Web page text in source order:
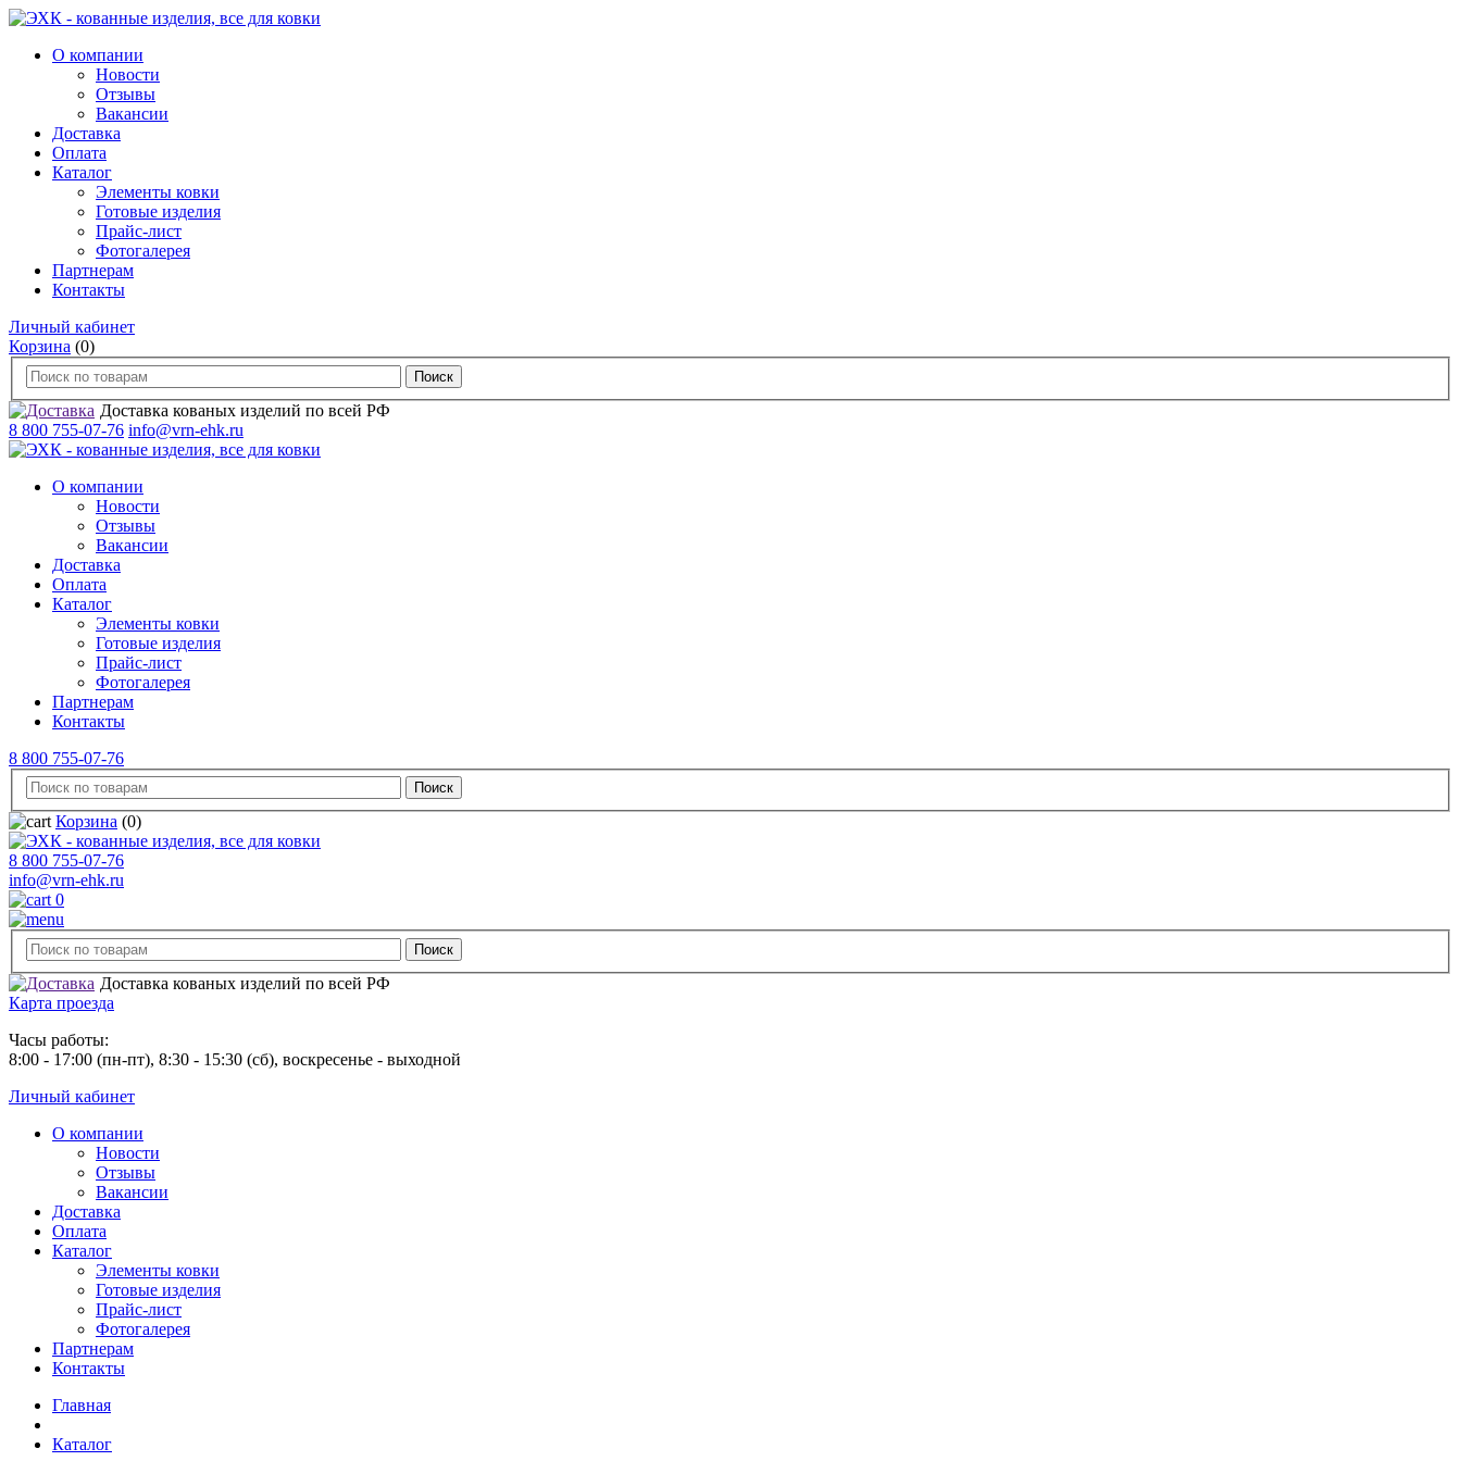
О компании
Новости
Отзывы
Вакансии
Доставка
Оплата
Каталог
Элементы ковки
Готовые изделия
Прайс-лист
Фотогалерея
Партнерам
Контакты
Личный кабинет
Корзина (0)
Доставка кованых изделий по всей РФ
8 800 755-07-76 info@vrn-ehk.ru
О компании
Новости
Отзывы
Вакансии
Доставка
Оплата
Каталог
Элементы ковки
Готовые изделия
Прайс-лист
Фотогалерея
Партнерам
Контакты
8 800 755-07-76
Корзина (0)
8 800 755-07-76
info@vrn-ehk.ru
0
Доставка кованых изделий по всей РФ
Карта проезда
Часы работы:
8:00 - 17:00 (пн-пт), 8:30 - 15:30 (сб), воскресенье - выходной
Личный кабинет
О компании
Новости
Отзывы
Вакансии
Доставка
Оплата
Каталог
Элементы ковки
Готовые изделия
Прайс-лист
Фотогалерея
Партнерам
Контакты
Главная
Каталог